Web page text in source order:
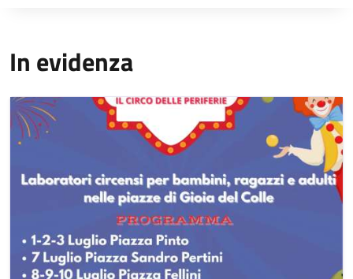
In evidenza